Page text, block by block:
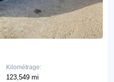
Kilométrage:
123,549 mi